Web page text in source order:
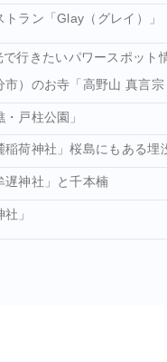
トラン「Glay（グレイ）」
行きたいパワースポット
）のお寺「高野山 真言宗
戸柱公園」
稲荷神社」桜島にもある埋
遅神社」と千本楠
」